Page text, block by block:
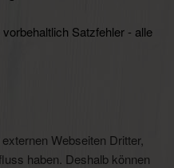
Satzfehler - alle
Webseiten Dritter,
haben. Deshalb können